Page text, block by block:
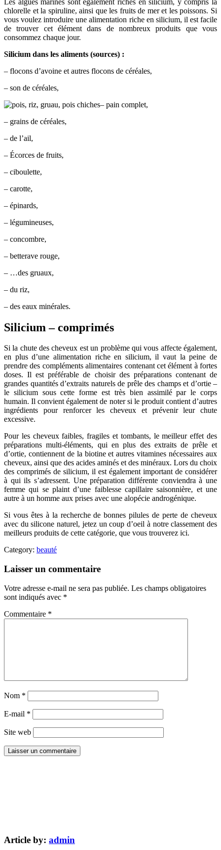
chlorelle et la spiruline, ainsi que les fruits de mer et les poissons. Si
vous voulez introduire une alimentation riche en silicium, il est facile
de trouver cet élément dans de nombreux produits que vous
consommez chaque jour.
Silicium dans les aliments (sources) :
– flocons d’avoine et autres flocons de céréales,
– son de céréales,
– pain complet,
– grains de céréales,
– de l’ail,
– Écorces de fruits,
– ciboulette,
– carotte,
– épinards,
– légumineuses,
– concombre,
– betterave rouge,
– …des gruaux,
– du riz,
– des eaux minérales.
Silicium – comprimés
Si la chute des cheveux est un problème qui vous affecte également,
en plus d’une alimentation riche en silicium, il vaut la peine de
prendre des compléments alimentaires contenant cet élément à fortes
doses. Il est préférable de choisir des préparations contenant de
grandes quantités d’extraits naturels de prêle des champs et d’ortie –
le silicium sous cette forme est très bien assimilé par le corps
humain. Il convient également de noter si le produit contient d’autres
ingrédients pour renforcer les cheveux et prévenir leur chute
excessive.
Pour les cheveux faibles, fragiles et tombants, le meilleur effet des
préparations multi-éléments, qui en plus des extraits de prêle et
d’ortie, contiennent de la biotine et autres vitamines nécessaires aux
cheveux, ainsi que des acides aminés et des minéraux. Lors du choix
des comprimés de silicium, il est également important de considérer
à qui ils s’adressent. Une préparation différente conviendra à une
femme qui se plaint d’une faiblesse capillaire saisonnière, et une
autre à un homme aux prises avec une alopécie androgénique.
Si vous êtes à la recherche de bonnes pilules de perte de cheveux
avec du silicone naturel, jetez un coup d’oeil à notre classement des
meilleurs produits de cette catégorie, que vous trouverez ici.
Category: beauté
Laisser un commentaire
Votre adresse e-mail ne sera pas publiée. Les champs obligatoires
sont indiqués avec *
Commentaire *
Nom *
E-mail *
Site web
Article by: admin